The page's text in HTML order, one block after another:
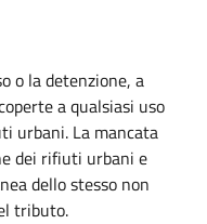
o la detenzione, a
a qualsiasi uso
urbani. La mancata
dei rifiuti urbani e
dello stesso non
tributo.